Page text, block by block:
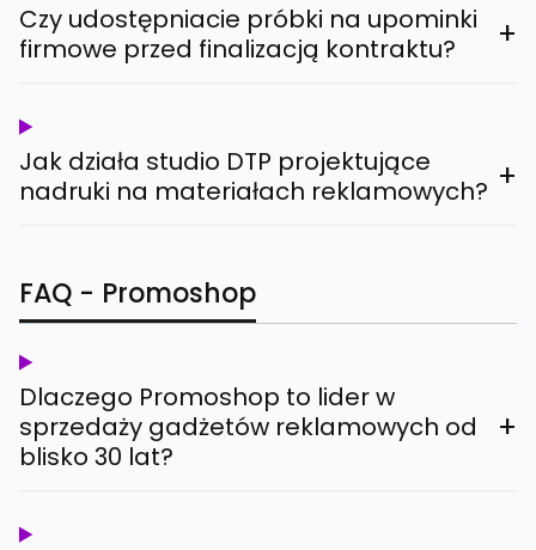
Czy udostępniacie próbki na upominki
firmowe przed finalizacją kontraktu?
+
Jak działa studio DTP projektujące
nadruki na materiałach reklamowych? +
FAQ - Promoshop
Dlaczego Promoshop to lider w
sprzedaży gadżetów reklamowych od
blisko 30 lat?
+